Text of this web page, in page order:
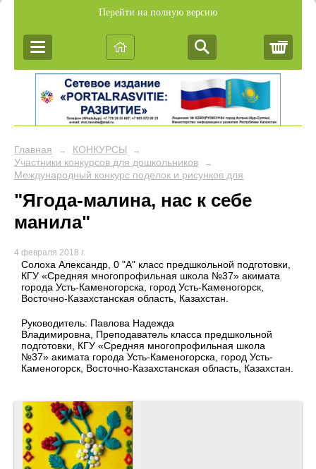
Перейти на полную версию
Главная → КОНКУРСЫ →
Участники конкурсов для дошкольников →
Международный конкурс поделок и рисунков для дошкольников
"Ягода-малина, нас к себе
манила"
4 февраля 2018 г.
Солоха Александр, 0 "А" класс предшкольной подготовки,
КГУ «Средняя многопрофильная школа №37» акимата
города Усть-Каменогорска, город Усть-Каменогорск,
Восточно-Казахстанская область, Казахстан.
Руководитель: Павлова Надежда
Владимировна, Преподаватель класса предшкольной
подготовки, КГУ «Средняя многопрофильная школа
№37» акимата города Усть-Каменогорска, город Усть-
Каменогорск, Восточно-Казахстанская область, Казахстан.